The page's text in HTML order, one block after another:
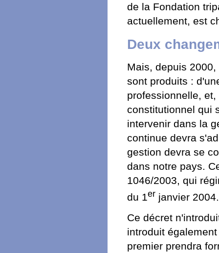
de la Fondation
actuellement, est
Deux
Mais, depuis
sont produits :
professionnelle,
constitutionnel qui
intervenir dans la
continue devra
gestion devra se
dans notre pays.
1046/2003, qui
du 1er janvier 2004.
Ce décret
introduit
premier prendra